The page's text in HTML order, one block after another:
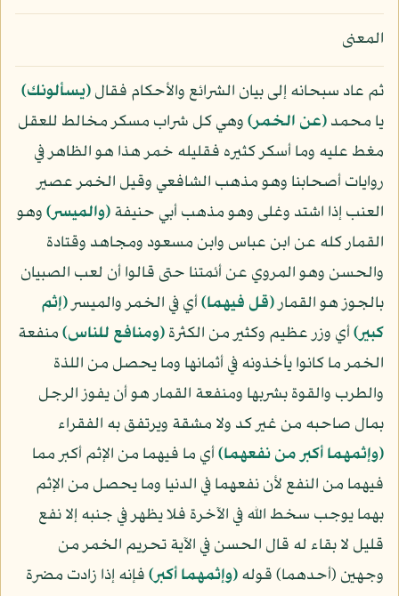
المعنى
ثم عاد سبحانه إلى بيان الشرائع والأحكام فقال﴿يسألونك﴾
يا محمد﴿عن الخمر﴾وهي كل شراب مسكر مخالط للعقل
مغط عليه وما أسكر كثيره فقليله خمر هذا هو الظاهر في
روايات أصحابنا وهو مذهب الشافعي وقيل الخمر عصير
العنب إذا اشتد وغلى وهو مذهب أبي حنيفة﴿والميسر﴾وهو
القمار كله عن ابن عباس وابن مسعود ومجاهد وقتادة
والحسن وهو المروي عن أئمتنا حتى قالوا أن لعب الصبيان
بالجوز هو القمار﴿قل فيهما﴾أي في الخمر والميسر﴿إثم
كبير﴾أي وزر عظيم وكثير من الكثرة﴿ومنافع للناس﴾منفعة
الخمر ما كانوا يأخذونه في أثمانها وما يحصل من اللذة
والطرب والقوة بشربها ومنفعة القمار هو أن يفوز الرجل
بمال صاحبه من غير كد ولا مشقة ويرتفق به الفقراء
﴿وإثمهما أكبر من نفعهما﴾أي ما فيهما من الإثم أكبر مما
فيهما من النفع لأن نفعهما في الدنيا وما يحصل من الإثم
بهما يوجب سخط الله في الآخرة فلا يظهر في جنبه إلا نفع
قليل لا بقاء له قال الحسن في الآية تحريم الخمر من
وجهين (أحدهما) قوله﴿وإثمهما أكبر﴾فإنه إذا زادت مضرة